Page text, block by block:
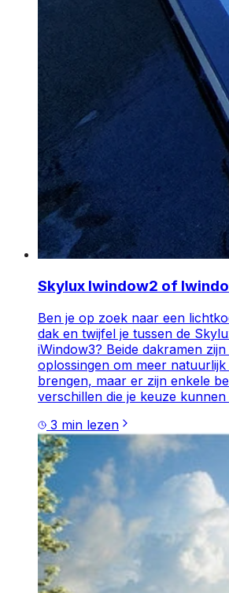
Skylux Iwindow2 of
Ben je op zoek naar een
dak en twijfel je tussen de
iWindow3? Beide dakramen
oplossingen om meer
brengen, maar er zijn enkele
verschillen die je keuze
3 min lezen